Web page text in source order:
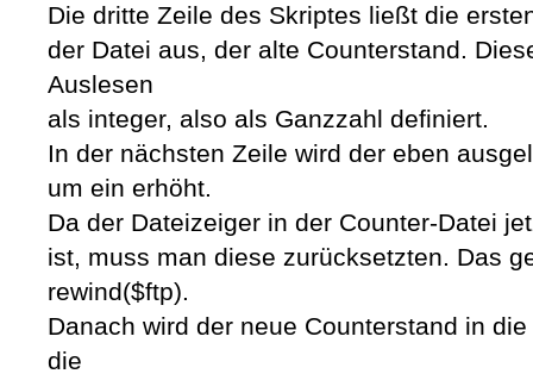
Die dritte Zeile des Skriptes ließt die
der Datei aus, der alte Counterstand.
Auslesen
als integer, also als Ganzzahl definiert.
In der nächsten Zeile wird der eben
um ein erhöht.
Da der Dateizeiger in der Counter-Datei
ist, muss man diese zurücksetzten. Das
rewind($ftp).
Danach wird der neue Counterstand in
die